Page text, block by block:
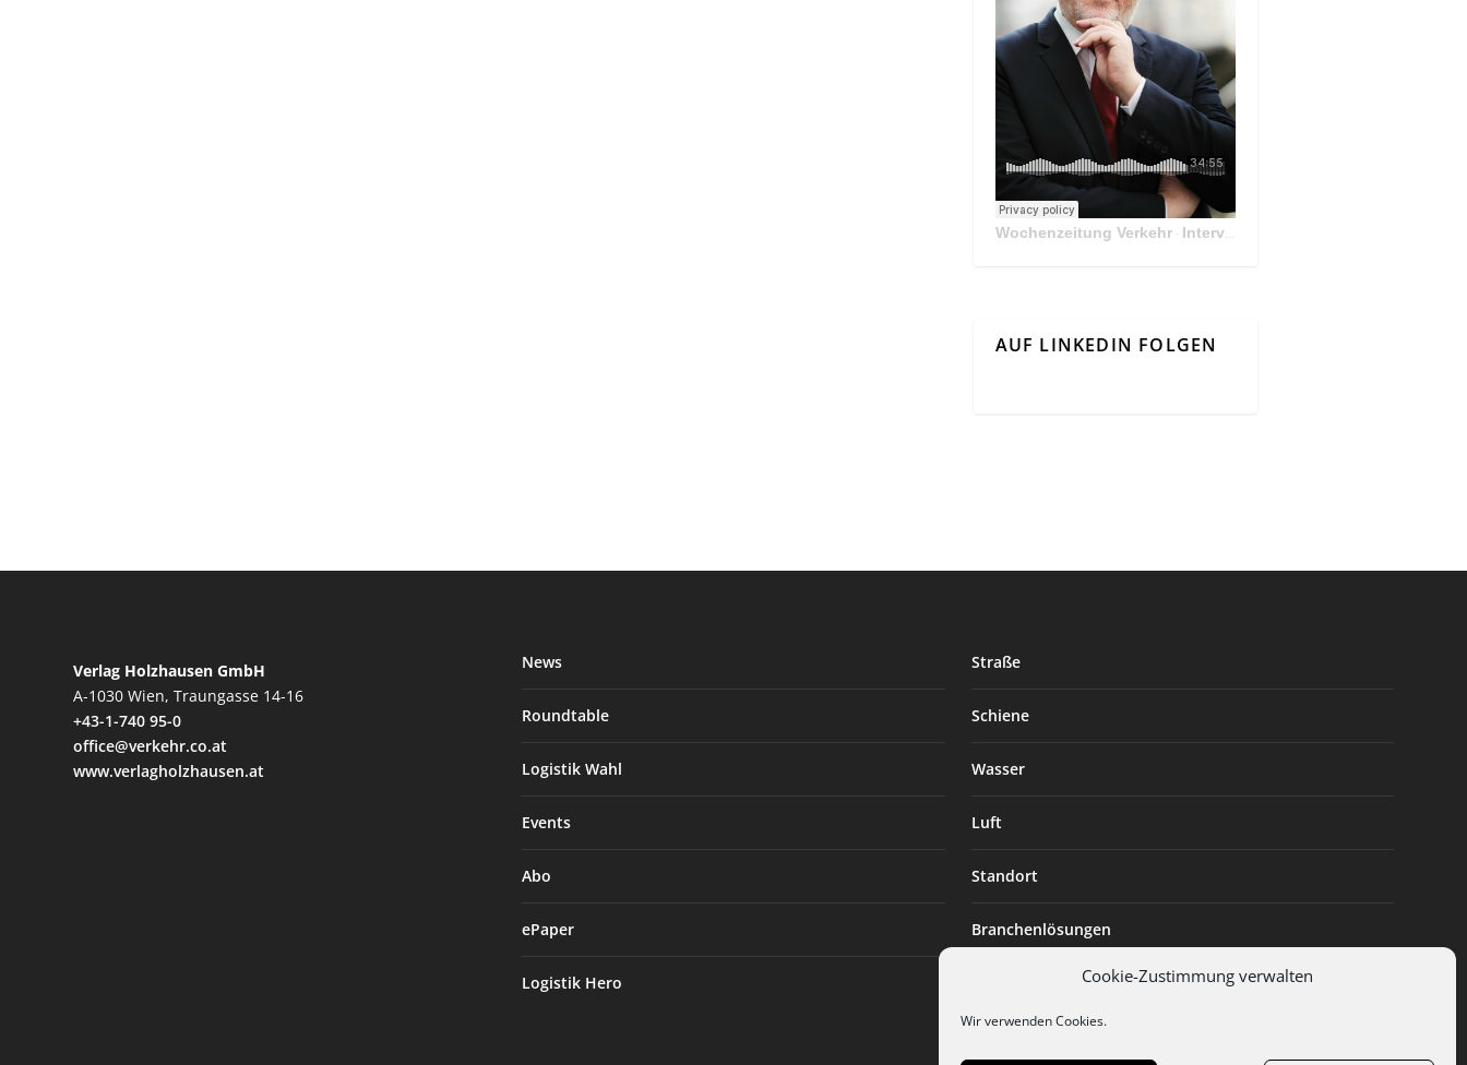
Cookie-Zustimmung verwalten
Wir verwenden Cookies.
Wochenzeitung Verkehr· Interview Mit Andreas Matthä, CEO der ÖBB Holding
AUF LINKEDIN FOLGEN
Verlag Holzhausen GmbH
A-1030 Wien, Traungasse 14-16
+43-1-740 95-0
office@verkehr.co.at
www.verlagholzhausen.at
News
Roundtable
Logistik Wahl
Events
Abo
ePaper
Logistik Hero
Straße
Schiene
Wasser
Luft
Standort
Branchenlösungen